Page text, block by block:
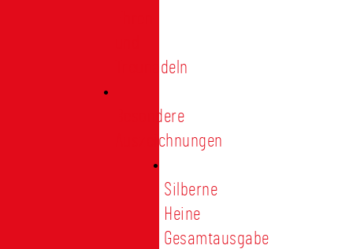
Treunadeln
Besondere
Auszeichnungen
Silberne
Heine
Gesamtausgabe